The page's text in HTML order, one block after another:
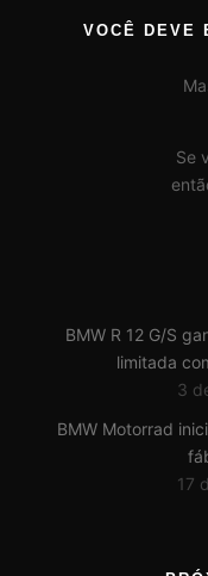
VOCÊ DEVE
Se
BMW R 12 G/S
limitada
3
BMW Motorrad
17